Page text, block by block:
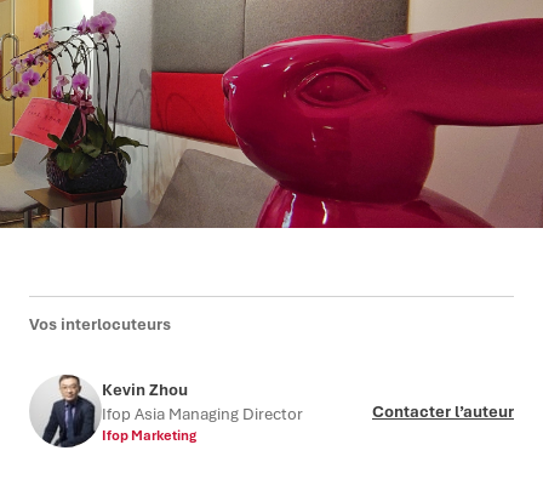
Vos interlocuteurs
Kevin Zhou
Ifop Asia Managing Director
Ifop Marketing
Contacter l’auteur